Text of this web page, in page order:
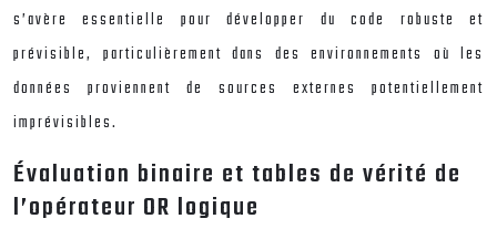
s’avère essentielle pour développer du code robuste et
prévisible, particulièrement dans des environnements où les
données proviennent de sources externes potentiellement
imprévisibles.
Évaluation binaire et tables de vérité de
l’opérateur OR logique